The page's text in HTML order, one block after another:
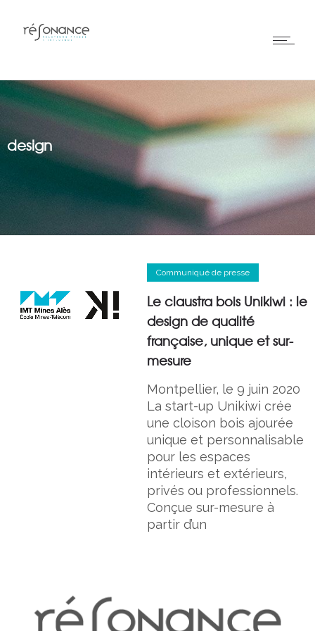
design
Communiqué de presse
Le claustra bois Unikiwi : le
design de qualité
française, unique et sur-
mesure
Montpellier, le 9 juin 2020
La start-up Unikiwi crée
une cloison bois ajourée
unique et personnalisable
pour les espaces
intérieurs et extérieurs,
privés ou professionnels.
Conçue sur-mesure à
partir d’un